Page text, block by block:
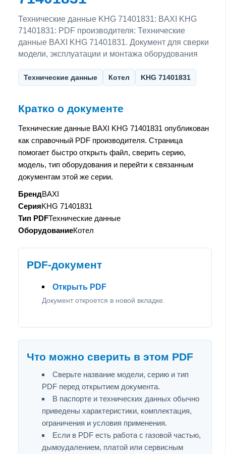
Технические данные KHG 71401831: BAXI KHG
71401831: PDF производителя: Технические
данные BAXI KHG 71401831. Документ для сверки
модели, эксплуатации и монтажа оборудования
Технические данные Котел KHG 71401831
Кратко о документе
Технические данные BAXI KHG 71401831 опубликован
как справочный PDF производителя. Страница
помогает быстро открыть файл, сверить серию,
модель, тип оборудования и перейти к связанным
документам этой же серии.
БрендBAXI
СерияKHG 71401831
Тип PDFТехнические данные
ОборудованиеКотел
PDF-документ
Открыть PDF
Документ откроется в новой вкладке.
Что можно сверить в этом PDF
Сверьте название модели, серию и тип
PDF перед открытием документа.
В паспорте и технических данных обычно
приведены характеристики, комплектация,
ограничения и условия применения.
Если в PDF есть работа с газовой частью,
дымоудалением, платой или сервисным